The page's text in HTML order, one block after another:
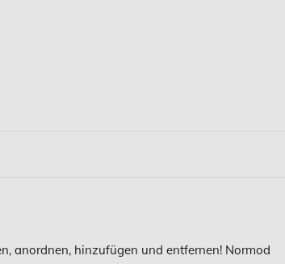
anordnen, hinzufügen und entfernen! Normod